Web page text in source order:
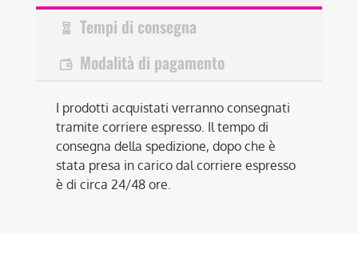
Tempi di consegna
Modalità di pagamento
I prodotti acquistati verranno consegnati
tramite corriere espresso. Il tempo di
consegna della spedizione, dopo che è
stata presa in carico dal corriere espresso
è di circa 24/48 ore.